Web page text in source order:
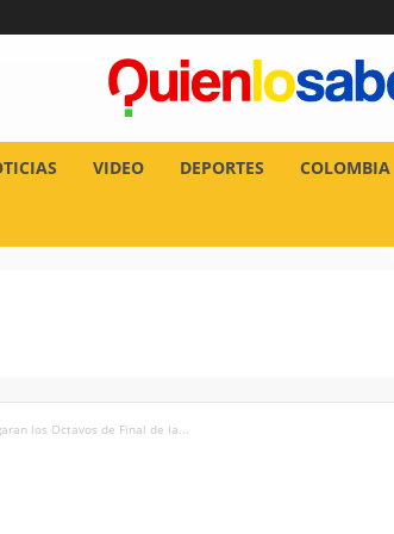
VIDEO DEPORTES COLOMBIA
los Octavos de Final de la...